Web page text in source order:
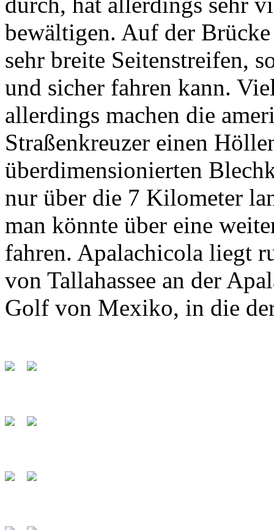
bewältigen. Auf der
sehr breite Seitenstreifen,
und sicher fahren kann.
allerdings machen die
Straßenkreuzer einen
überdimensionierten
nur über die 7 Kilometer
man könnte über eine
fahren. Apalachicola liegt
von Tallahassee an der
Golf von Mexiko, in die